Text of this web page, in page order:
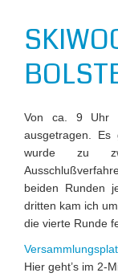
Von ca. 9 Uhr
ausgetragen.
wurde zu
beiden Runden
dritten kam ich
die vierte Runde
Hier geht’s im 2-